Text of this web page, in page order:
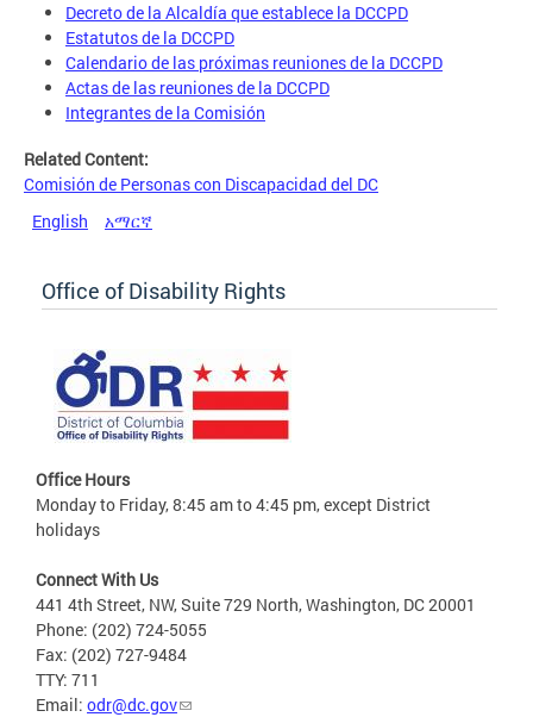
Decreto de la Alcaldía que establece la DCCPD
Estatutos de la DCCPD
Calendario de las próximas reuniones de la DCCPD
Actas de las reuniones de la DCCPD
Integrantes de la Comisión
Related Content:
Comisión de Personas con Discapacidad del DC
English
አማርኛ
Office of Disability Rights
Office Hours
Monday to Friday, 8:45 am to 4:45 pm, except District
holidays
Connect With Us
441 4th Street, NW, Suite 729 North, Washington, DC 20001
Phone: (202) 724-5055
Fax: (202) 727-9484
TTY: 711
Email: odr@dc.gov